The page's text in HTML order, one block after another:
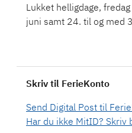
Lukket helligdage,
Skriv til FerieKonto
Send Digital Post til
Har du ikke MitID? Skriv